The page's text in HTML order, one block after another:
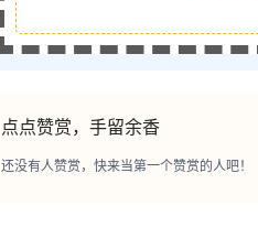
点点赞赏，手留余香
还没有人赞赏，快来当第一个赞赏的人吧！